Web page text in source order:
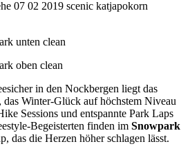
in den Nockbergen liegt das
das Winter-Glück auf höchstem Niveau
Sessions und entspannte Park Laps
Begeisterten finden im Snowpark
das die Herzen höher schlagen lässt.